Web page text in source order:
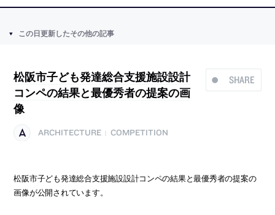
この日更新したその他の記事
SHARE
松阪市子ども発達総合支援施設設計
コンペの結果と最優秀者の提案の画
像
ARCHITECTURE COMPETITION
松阪市子ども発達総合支援施設設計コンペの結果と最優秀者の提案の
画像が公開されています。